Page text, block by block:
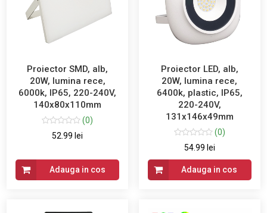
Proiector SMD, alb,
20W, lumina rece,
6000k, IP65, 220-240V,
140x80x110mm
(0)
52.99 lei
Adauga in cos
Proiector LED, alb,
20W, lumina rece,
6400k, plastic, IP65,
220-240V,
131x146x49mm
(0)
54.99 lei
Adauga in cos